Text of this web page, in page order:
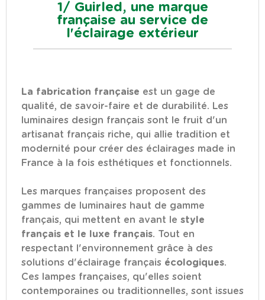
1/ Guirled, une marque
française au service de
l'éclairage extérieur
La fabrication française est un gage de
qualité, de savoir-faire et de durabilité. Les
luminaires design français sont le fruit d'un
artisanat français riche, qui allie tradition et
modernité pour créer des éclairages made in
France à la fois esthétiques et fonctionnels.
Les marques françaises proposent des
gammes de luminaires haut de gamme
français, qui mettent en avant le style
français et le luxe français. Tout en
respectant l'environnement grâce à des
solutions d'éclairage français écologiques.
Ces lampes françaises, qu'elles soient
contemporaines ou traditionnelles, sont issues